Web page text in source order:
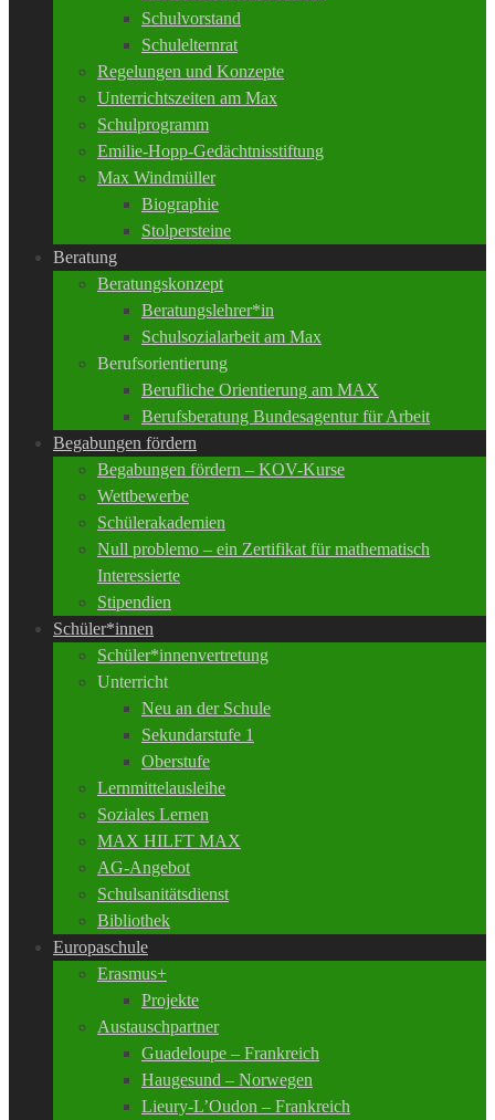
Schulvorstand
Schulelternrat
Regelungen und Konzepte
Unterrichtszeiten am Max
Schulprogramm
Emilie-Hopp-Gedächtnisstiftung
Max Windmüller
Biographie
Stolpersteine
Beratung
Beratungskonzept
Beratungslehrer*in
Schulsozialarbeit am Max
Berufsorientierung
Berufliche Orientierung am MAX
Berufsberatung Bundesagentur für Arbeit
Begabungen fördern
Begabungen fördern – KOV-Kurse
Wettbewerbe
Schülerakademien
Null problemo – ein Zertifikat für mathematisch
Interessierte
Stipendien
Schüler*innen
Schüler*innenvertretung
Unterricht
Neu an der Schule
Sekundarstufe 1
Oberstufe
Lernmittelausleihe
Soziales Lernen
MAX HILFT MAX
AG-Angebot
Schulsanitätsdienst
Bibliothek
Europaschule
Erasmus+
Projekte
Austauschpartner
Guadeloupe – Frankreich
Haugesund – Norwegen
Lieury-L’Oudon – Frankreich